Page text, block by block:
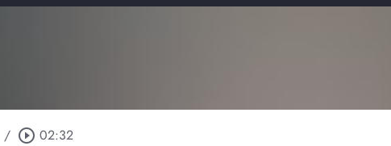
/ play_circle_outline 02:32